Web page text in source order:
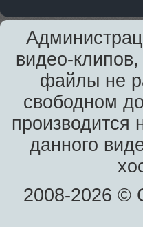
видео-
файлы не
свободном
производится
данного
2008-2026 ©